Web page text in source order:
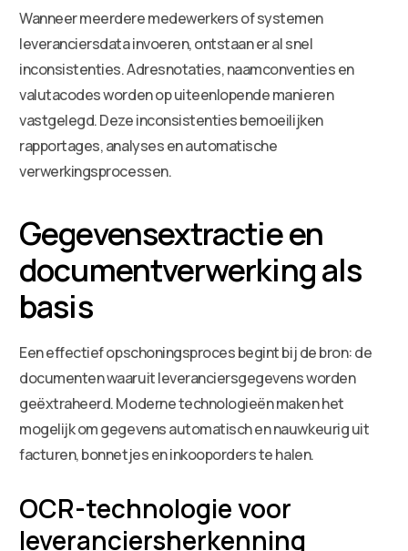
Wanneer meerdere medewerkers of systemen
leveranciersdata invoeren, ontstaan er al snel
inconsistenties. Adresnotaties, naamconventies en
valutacodes worden op uiteenlopende manieren
vastgelegd. Deze inconsistenties bemoeilijken
rapportages, analyses en automatische
verwerkingsprocessen.
Gegevensextractie en
documentverwerking als
basis
Een effectief opschoningsproces begint bij de bron: de
documenten waaruit leveranciersgegevens worden
geëxtraheerd. Moderne technologieën maken het
mogelijk om gegevens automatisch en nauwkeurig uit
facturen, bonnetjes en inkooporders te halen.
OCR-technologie voor
leveranciersherkenning